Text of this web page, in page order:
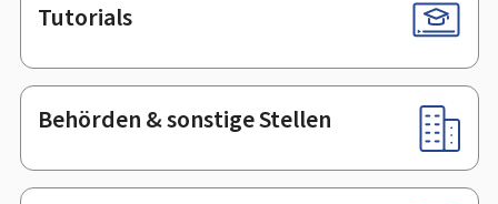
Tutorials
Behörden & sonstige Stellen